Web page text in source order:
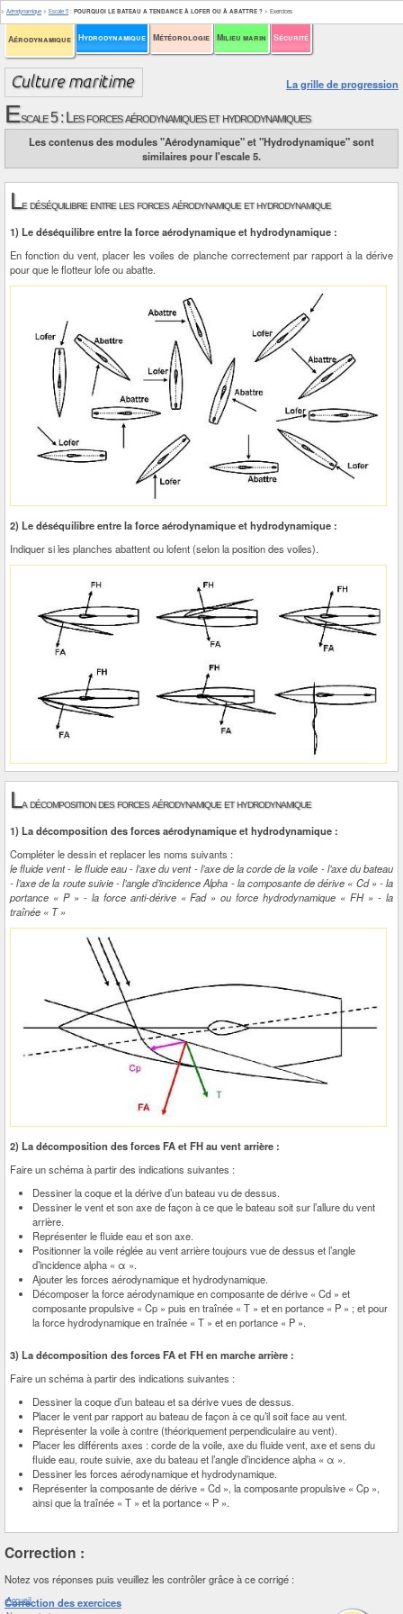
Aérodynamique Hydrodynamique Météorologie Milieu marin Sécurité
> Aérodynamique > Escale 5 : POURQUOI LE BATEAU A TENDANCE À LOFER OU À ABATTRE ? > Exercices
La grille de progression
Escale 5 : Les forces aérodynamiques et hydrodynamiques
Les contenus des modules "Aérodynamique" et "Hydrodynamique" sont
similaires pour l'escale 5.
Accueil
Le déséquilibre entre les forces aérodynamique et hydrodynamique
1) Le déséquilibre entre la force aérodynamique et hydrodynamique :
En fonction du vent, placer les voiles de planche correctement par rapport à la dérive
pour que le flotteur lofe ou abatte.
2) Le déséquilibre entre la force aérodynamique et hydrodynamique :
Indiquer si les planches abattent ou lofent (selon la position des voiles).
La décomposition des forces aérodynamique et hydrodynamique
1) La décomposition des forces aérodynamique et hydrodynamique :
Compléter le dessin et replacer les noms suivants :
le fluide vent - le fluide eau - l’axe du vent - l’axe de la corde de la voile - l’axe du bateau
- l’axe de la route suivie - l’angle d’incidence Alpha - la composante de dérive « Cd » - la
portance « P » - la force anti-dérive « Fad » ou force hydrodynamique « FH » - la
traînée « T »
2) La décomposition des forces FA et FH au vent arrière :
Faire un schéma à partir des indications suivantes :
Dessiner la coque et la dérive d’un bateau vu de dessus.
Dessiner le vent et son axe de façon à ce que le bateau soit sur l’allure du vent
arrière.
Représenter le fluide eau et son axe.
Positionner la voile réglée au vent arrière toujours vue de dessus et l’angle
d’incidence alpha « α ».
Ajouter les forces aérodynamique et hydrodynamique.
Décomposer la force aérodynamique en composante de dérive « Cd » et
composante propulsive « Cp » puis en traînée « T » et en portance « P » ; et pour
la force hydrodynamique en traînée « T » et en portance « P ».
3) La décomposition des forces FA et FH en marche arrière :
Faire un schéma à partir des indications suivantes :
Dessiner la coque d’un bateau et sa dérive vues de dessus.
Placer le vent par rapport au bateau de façon à ce qu’il soit face au vent.
Représenter la voile à contre (théoriquement perpendiculaire au vent).
Placer les différents axes : corde de la voile, axe du fluide vent, axe et sens du
fluide eau, route suivie, axe du bateau et l’angle d’incidence alpha « α ».
Dessiner les forces aérodynamique et hydrodynamique.
Représenter la composante de dérive « Cd », la composante propulsive « Cp »,
ainsi que la traînée « T » et la portance « P ».
Correction :
Notez vos réponses puis veuillez les contrôler grâce à ce corrigé :
Correction des exercices